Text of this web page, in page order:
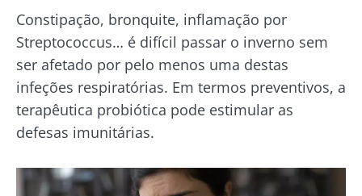
Constipação, bronquite, inflamação por
Streptococcus… é difícil passar o inverno sem
ser afetado por pelo menos uma destas
infeções respiratórias. Em termos preventivos, a
terapêutica probiótica pode estimular as
defesas imunitárias.